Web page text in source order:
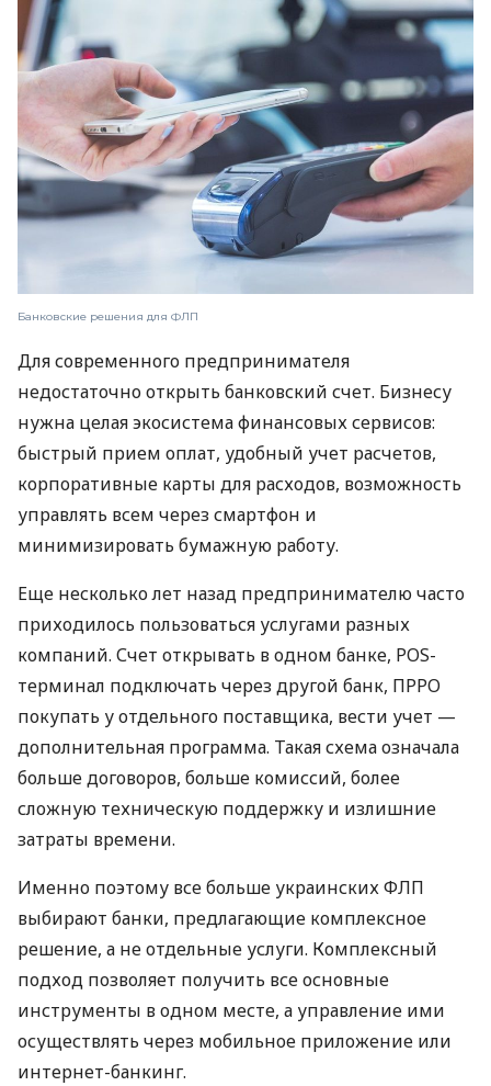
Банковские решения для ФЛП
Для современного предпринимателя
недостаточно открыть банковский счет. Бизнесу
нужна целая экосистема финансовых сервисов:
быстрый прием оплат, удобный учет расчетов,
корпоративные карты для расходов, возможность
управлять всем через смартфон и
минимизировать бумажную работу.
Еще несколько лет назад предпринимателю часто
приходилось пользоваться услугами разных
компаний. Счет открывать в одном банке, POS-
терминал подключать через другой банк, ПРРО
покупать у отдельного поставщика, вести учет —
дополнительная программа. Такая схема означала
больше договоров, больше комиссий, более
сложную техническую поддержку и излишние
затраты времени.
Именно поэтому все больше украинских ФЛП
выбирают банки, предлагающие комплексное
решение, а не отдельные услуги. Комплексный
подход позволяет получить все основные
инструменты в одном месте, а управление ими
осуществлять через мобильное приложение или
интернет-банкинг.